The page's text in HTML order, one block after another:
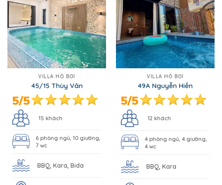
VILLA HỒ BƠI
45/15 Thùy Vân
15 khách
6 phòng ngủ, 10 giường,
7 wc
BBQ, Kara, Bida
VILLA HỒ BƠI
49A Nguyễn Hiền
12 khách
4 phòng ngủ, 4 giường,
4 wc
BBQ, Kara